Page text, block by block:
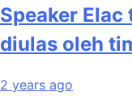
Speaker
diulas oleh
2 years ago